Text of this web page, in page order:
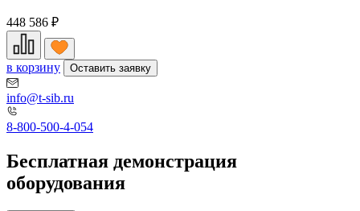
448 586 ₽
в корзину Оставить заявку
info@t-sib.ru
8-800-500-4-054
Бесплатная демонстрация
оборудования